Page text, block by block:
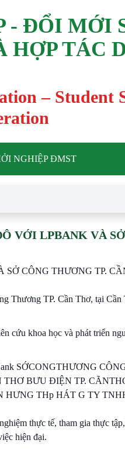
- ĐỔI MỚI
HỢP TÁC
– Student
NGHIỆP ĐMST
VỚI LPBANK VÀ SỞ
CÔNG THƯƠNG TP.
Thương TP. Cần Thơ, tại Cần
cứu khoa học và phát triển
thực tế, tham gia thực
hiện đại.